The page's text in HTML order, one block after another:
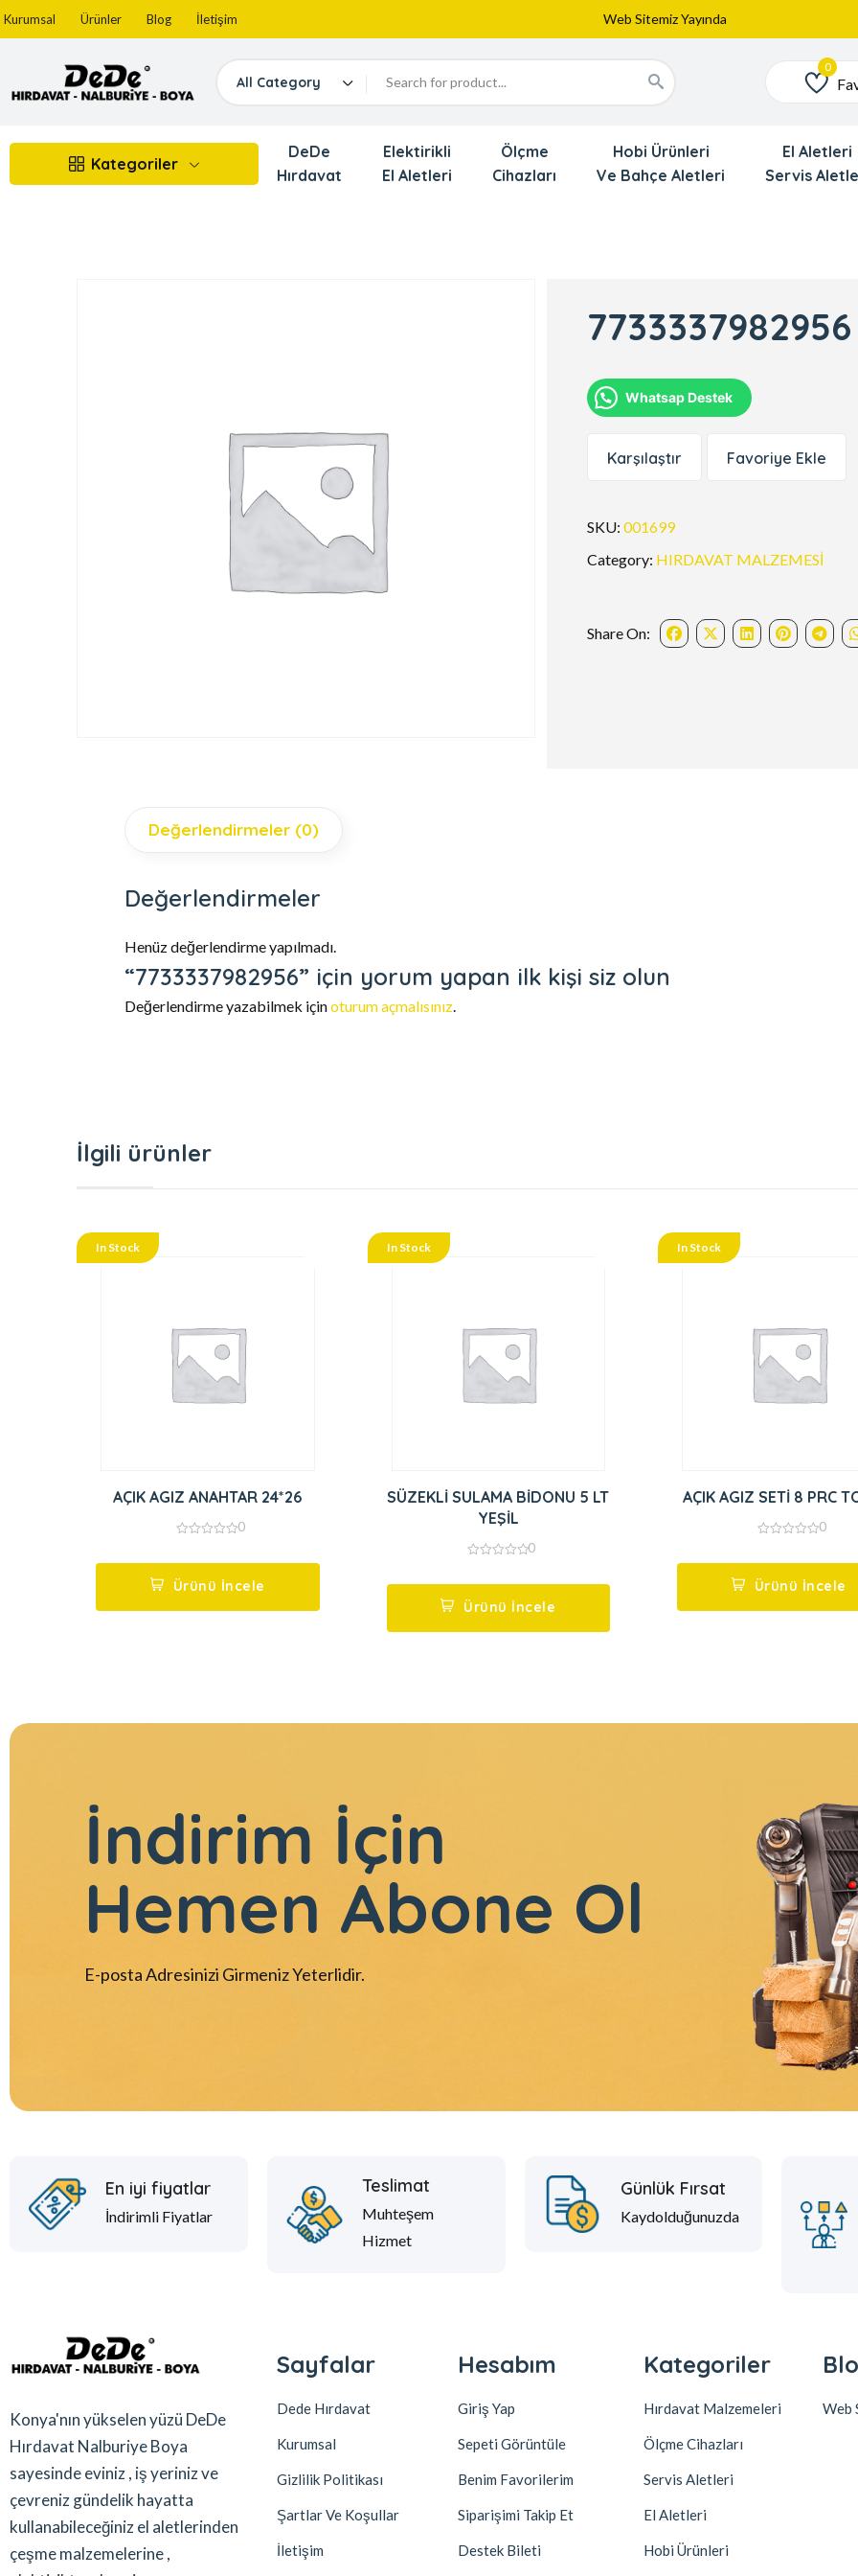
Kurumsal Ürünler Blog İletişim
Web Sitemiz Yayında
Yeni Eklenen Ürünlerimizi İnceledinizmi ?
All Category Favoriler
Kategoriler
DeDe
Hırdavat
Elektirikli
El Aletleri
Ölçme
Cihazları
Hobi Ürünleri
Ve Bahçe Aletleri
El Aletleri
Servis
7733337982956
Whatsap Destek
Karşılaştır Favoriye Ekle
SKU:001699
Category: HIRDAVAT MALZEMESİ
Share On:
Değerlendirmeler (0)
Değerlendirmeler
Henüz değerlendirme yapılmadı.
“7733337982956” için yorum yapan ilk kişi siz olun
Değerlendirme yazabilmek içinoturum açmalısınız.
İlgili ürünler
In Stock
AÇIK AGIZ ANAHTAR 24*26
5
0
Ürünü İncele
In Stock
SÜZEKLİ SULAMA BİDONU 5 LT
YEŞİL
5
0
Ürünü İncele
In Stock
AÇIK AGIZ SETİ 8 PRC
5
0
Ürünü İncele
İndirim İçin
Hemen Abone Ol
E-posta Adresinizi Girmeniz Yeterlidir.
En iyi fiyatlar
İndirimli Fiyatlar
Teslimat
Muhteşem
Hizmet
Günlük Fırsat
Kaydolduğunuzda
Konya'nın yükselen yüzü DeDe
Hırdavat Nalburiye Boya
sayesinde eviniz , iş yeriniz ve
çevreniz gündelik hayatta
kullanabileceğiniz el aletlerinden
çeşme malzemelerine ,
Sayfalar
Dede Hırdavat
Kurumsal
Gizlilik Politikası
Şartlar Ve Koşullar
İletişim
Hesabım
Giriş Yap
Sepeti Görüntüle
Benim Favorilerim
Siparişimi Takip Et
Destek Bileti
Kategoriler
Hırdavat Malzemeleri
Ölçme Cihazları
Servis Aletleri
El Aletleri
Hobi Ürünleri
Web